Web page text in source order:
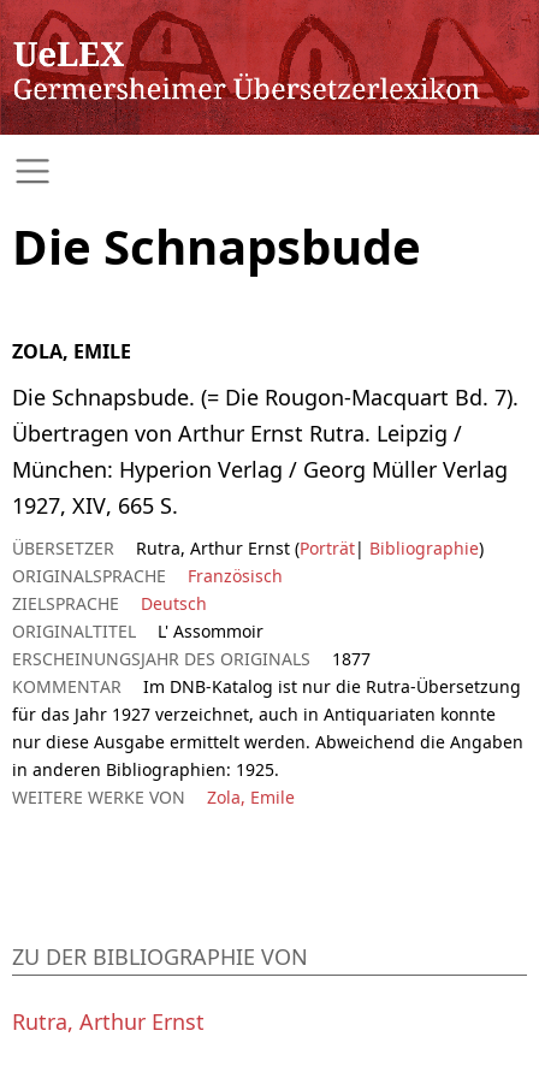
Die Schnapsbude
ZOLA, EMILE
Die Schnapsbude. (= Die Rougon-Macquart Bd. 7).
Übertragen von Arthur Ernst Rutra. Leipzig /
München: Hyperion Verlag / Georg Müller Verlag
1927, XIV, 665 S.
ÜBERSETZER Rutra, Arthur Ernst (Porträt| Bibliographie)
ORIGINALSPRACHE
Französisch
ZIELSPRACHE
Deutsch
ORIGINALTITEL
L' Assommoir
ERSCHEINUNGSJAHR DES ORIGINALS
1877
KOMMENTAR
Im DNB-Katalog ist nur die Rutra-Übersetzung
für das Jahr 1927 verzeichnet, auch in Antiquariaten konnte
nur diese Ausgabe ermittelt werden. Abweichend die Angaben
in anderen Bibliographien: 1925.
WEITERE WERKE VON
Zola, Emile
ZU DER BIBLIOGRAPHIE VON
Rutra, Arthur Ernst